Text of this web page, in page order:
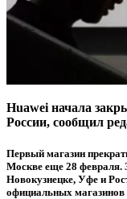
Huawei начала
России, сообщил
Первый магазин
Москве еще 28 февраля.
Новокузнецке, Уфе и
официальных